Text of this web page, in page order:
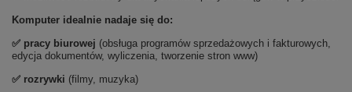
Komputer idealnie nadaje się do:
✅ pracy biurowej (obsługa programów sprzedażowych i fakturowych,
edycja dokumentów, wyliczenia, tworzenie stron www)
✅ rozrywki (filmy, muzyka)